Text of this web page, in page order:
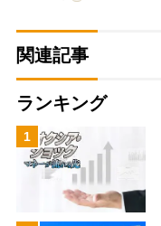
関連記事
ランキング
1